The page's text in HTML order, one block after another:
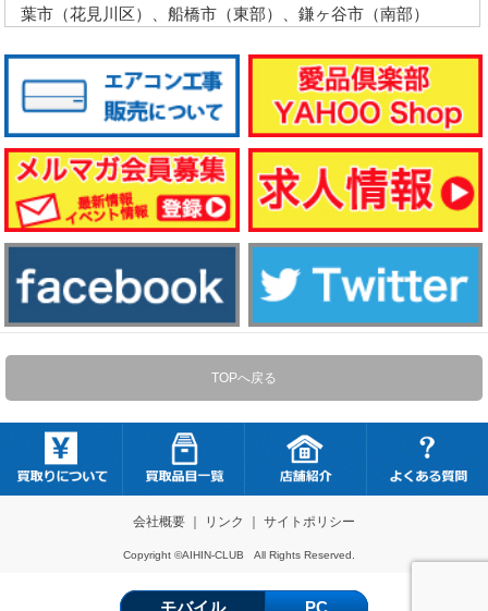
葉市（花見川区）、船橋市（東部）、鎌ヶ谷市（南部）
TOPへ戻る
会社概要｜ リンク サイトポリシー
Copyright ©AIHIN-CLUB All Rights Reserved.
モバイル PC